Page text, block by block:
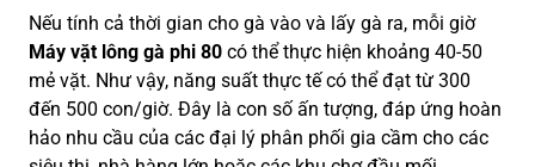
Nếu tính cả thời gian cho gà vào và lấy gà ra, mỗi giờ
Máy vặt lông gà phi 80 có thể thực hiện khoảng 40-50
mẻ vặt. Như vậy, năng suất thực tế có thể đạt từ 300
đến 500 con/giờ. Đây là con số ấn tượng, đáp ứng hoàn
hảo nhu cầu của các đại lý phân phối gia cầm cho các